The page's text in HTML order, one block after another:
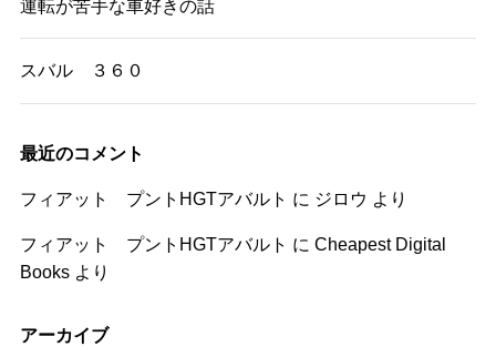
運転が苦手な車好きの話
スバル ３６０
最近のコメント
フィアット プントHGTアバルト に ジロウ より
フィアット プントHGTアバルト に Cheapest Digital
Booksより
アーカイブ